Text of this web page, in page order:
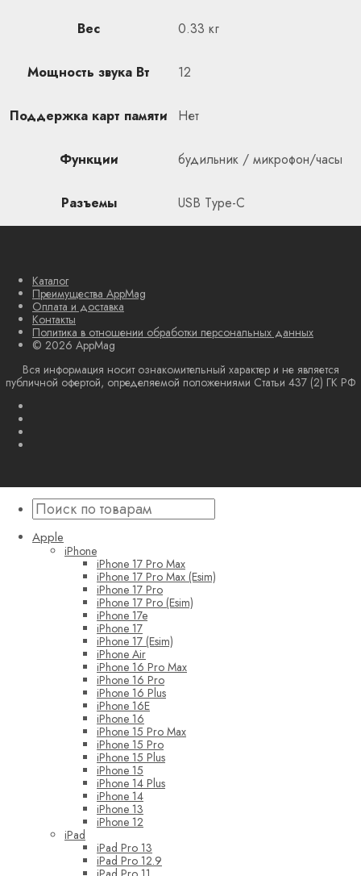
Вес 0.33 кг
Мощность звука Вт 12
Поддержка карт памяти Нет
Функции будильник / микрофон/часы
Разъемы USB Type-C
Каталог
Преимущества AppMag
Оплата и доставка
Контакты
Политика в отношении обработки персональных данных
© 2026 AppMag
Вся информация носит ознакомительный характер и не является
публичной офертой, определяемой положениями Статьи 437 (2) ГК РФ
Apple
iPhone
iPhone 17 Pro Max
iPhone 17 Pro Max (Esim)
iPhone 17 Pro
iPhone 17 Pro (Esim)
iPhone 17e
iPhone 17
iPhone 17 (Esim)
iPhone Air
iPhone 16 Pro Max
iPhone 16 Pro
iPhone 16 Plus
iPhone 16E
iPhone 16
iPhone 15 Pro Max
iPhone 15 Pro
iPhone 15 Plus
iPhone 15
iPhone 14 Plus
iPhone 14
iPhone 13
iPhone 12
iPad
iPad Pro 13
iPad Pro 12.9